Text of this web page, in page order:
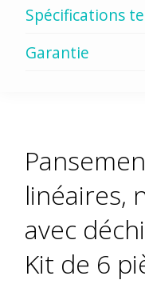
Spécifications
Garantie
linéaires,
avec
Kit de 6